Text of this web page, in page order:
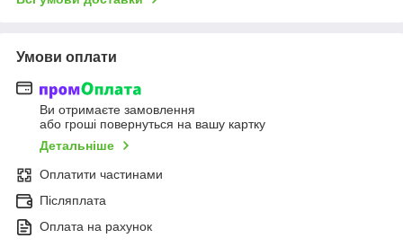
Умови оплати
Ви отримаєте замовлення
або гроші повернуться на вашу картку
Детальніше
Оплатити частинами
Післяплата
Оплата на рахунок